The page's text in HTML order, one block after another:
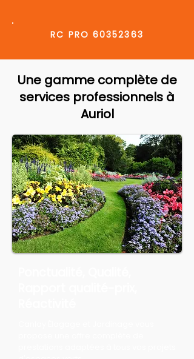
RC PRO 60352363
Une gamme complète de
services professionnels à
Auriol